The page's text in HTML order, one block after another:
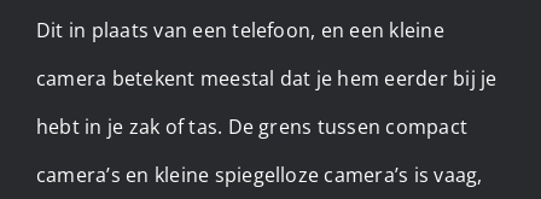
Dit in plaats van een telefoon, en een kleine
camera betekent meestal dat je hem eerder bij je
hebt in je zak of tas. De grens tussen compact
camera’s en kleine spiegelloze camera’s is vaag,